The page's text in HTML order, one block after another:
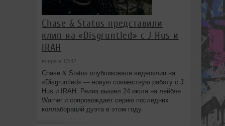
Chase & Status представили
клип на «Disgruntled» с J Hus и
IRAH
вчера в 13:42
Chase & Status опубликовали видеоклип на
«Disgruntled» — новую совместную работу с J
Hus и IRAH. Релиз вышел 24 июля на лейбле
Warner и сопровождает серию последних
коллабораций дуэта в этом году.